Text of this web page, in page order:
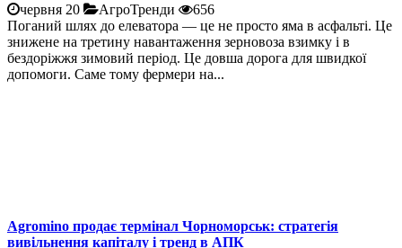
червня 20 АгроТренди
656
Поганий шлях до елеватора — це не просто яма в асфальті. Це
знижене на третину навантаження зерновоза взимку і в
бездоріжжя зимовий період. Це довша дорога для швидкої
допомоги. Саме тому фермери на...
Agromino продає термінал Чорноморськ: стратегія
вивільнення капіталу і тренд в АПК